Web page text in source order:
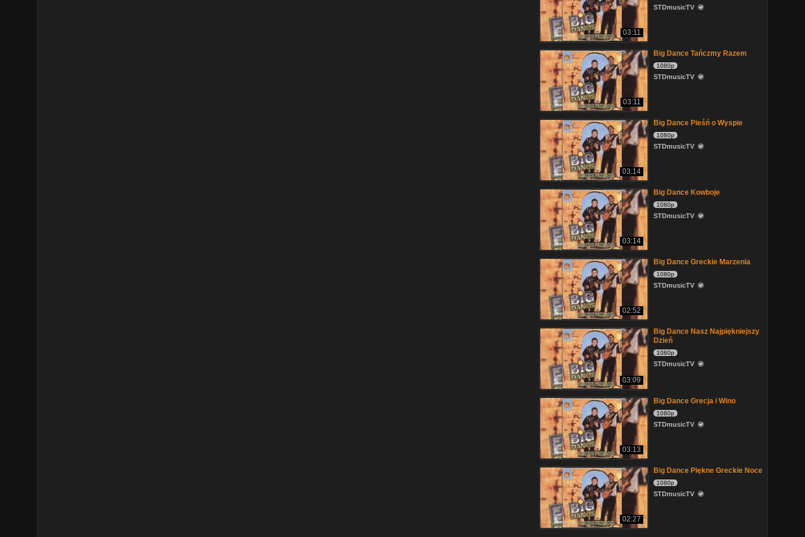
03:11
STDmusicTV
03:11
Big Dance Tańczmy Razem
1080p
STDmusicTV
03:14
Big Dance Pieśń o Wyspie
1080p
STDmusicTV
03:14
Big Dance Kowboje
1080p
STDmusicTV
02:52
Big Dance Greckie Marzenia
1080p
STDmusicTV
03:09
Big Dance Nasz Najpiękniejszy
Dzień
1080p
STDmusicTV
03:13
Big Dance Grecja i Wino
1080p
STDmusicTV
02:27
Big Dance Piękne Greckie Noce
1080p
STDmusicTV